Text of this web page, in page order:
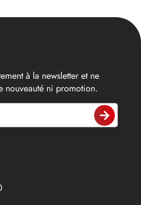
à la newsletter et ne
nouveauté ni promotion.